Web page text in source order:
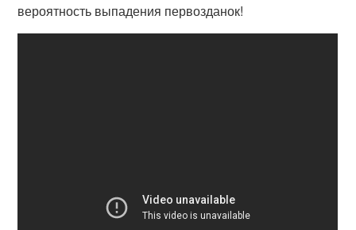
вероятность выпадения первозданок!